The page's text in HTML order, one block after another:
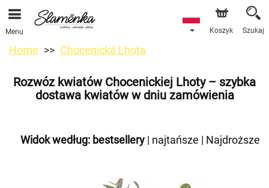
Menu Koszyk Szukaj
Home Chocenická Lhota
Rozwóz kwiatów Chocenickiej Lhoty – szybka
dostawa kwiatów w dniu zamówienia
Widok według: bestsellery | najtańsze | Najdroższe